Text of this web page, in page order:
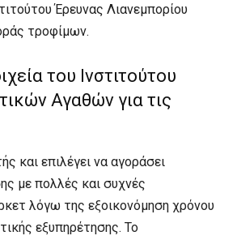
Έρευνας Λιανεμπορίου
τροφίμων.
του Ινστιτούτου
Αγαθών για τις
και επιλέγει να αγοράσει
με πολλές και συχνές
λόγω της εξοικονόμηση χρόνου
εξυπηρέτησης. Το